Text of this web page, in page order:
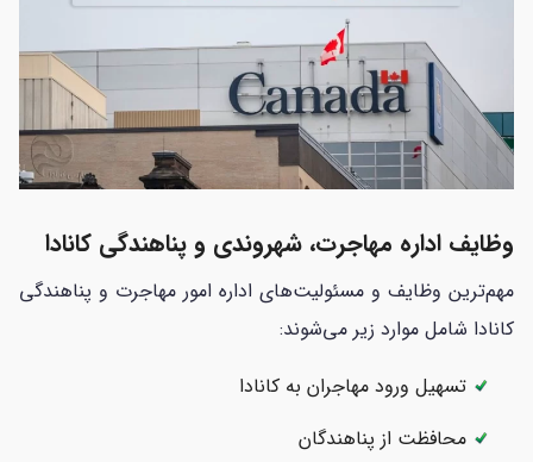
وظایف اداره مهاجرت، شهروندی و پناهندگی کانادا
مهم‌ترین وظایف و مسئولیت‌های اداره امور مهاجرت و پناهندگی
کانادا شامل موارد زیر می‌شوند:
تسهیل ورود مهاجران به کانادا
محافظت از پناهندگان